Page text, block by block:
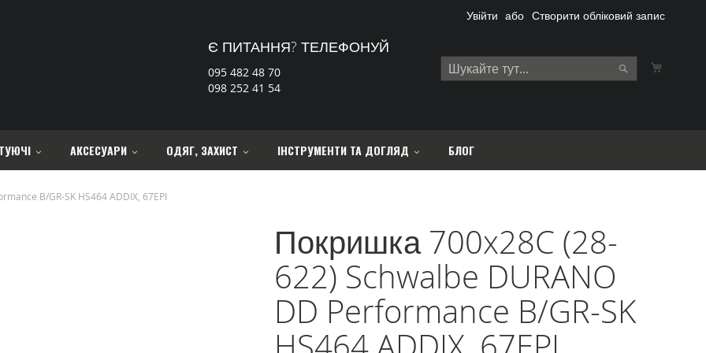
Увійти Створити обліковий запис
Search
Є ПИТАННЯ? ТЕЛЕФОНУЙ
095 482 48 70
098 252 41 54
АКСЕСУАРИ ОДЯГ, ЗАХИСТ ІНСТРУМЕНТИ ТА ДОГЛЯД БЛОГ
B/GR-SK HS464 ADDIX, 67EPI
Покришка 700x28C (28-
622) Schwalbe DURANO
DD Performance B/GR-SK